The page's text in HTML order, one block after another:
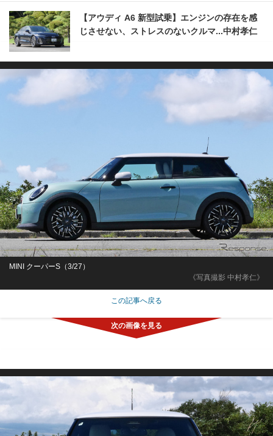
【アウディ A6 新型試乗】エンジンの存在を感
じさせない、ストレスのないクルマ...中村孝仁
《写真撮影 中村孝仁》
MINI クーパーS（3/27）
この記事へ戻る